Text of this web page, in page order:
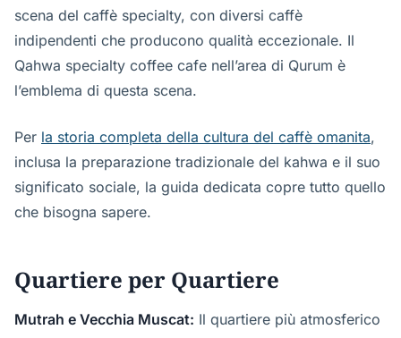
scena del caffè specialty, con diversi caffè
indipendenti che producono qualità eccezionale. Il
Qahwa specialty coffee cafe nell’area di Qurum è
l’emblema di questa scena.
Per la storia completa della cultura del caffè omanita,
inclusa la preparazione tradizionale del kahwa e il suo
significato sociale, la guida dedicata copre tutto quello
che bisogna sapere.
Quartiere per Quartiere
Mutrah e Vecchia Muscat: Il quartiere più atmosferico